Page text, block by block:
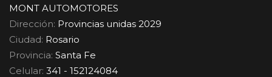
MONT AUTOMOTORES
Dirección: Provincias unidas 2029
Ciudad: Rosario
Provincia: Santa Fe
Celular: 341 - 152124084